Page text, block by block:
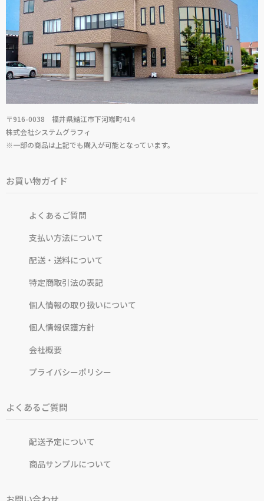
〒916-0038 福井県鯖江市下河端町414
株式会社システムグラフィ
※一部の商品は上記でも購入が可能となっています。
お買い物ガイド
よくあるご質問
支払い方法について
配送・送料について
特定商取引法の表記
個人情報の取り扱いについて
個人情報保護方針
会社概要
プライバシーポリシー
よくあるご質問
配送予定について
商品サンプルについて